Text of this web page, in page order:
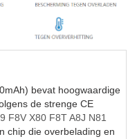
bevat hoogwaardige
de strenge CE
F8V X80 F8T A8J N81
chip die overbelading en